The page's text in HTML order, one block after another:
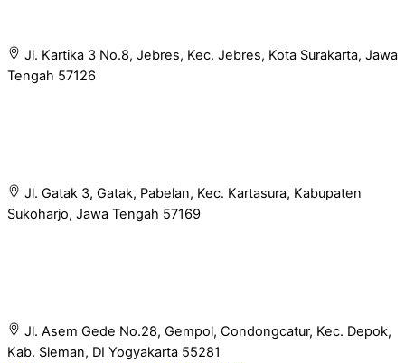
Jl. Kartika 3 No.8, Jebres, Kec. Jebres, Kota Surakarta, Jawa
Tengah 57126
Jl. Gatak 3, Gatak, Pabelan, Kec. Kartasura, Kabupaten
Sukoharjo, Jawa Tengah 57169
Jl. Asem Gede No.28, Gempol, Condongcatur, Kec. Depok,
Kab. Sleman, DI Yogyakarta 55281